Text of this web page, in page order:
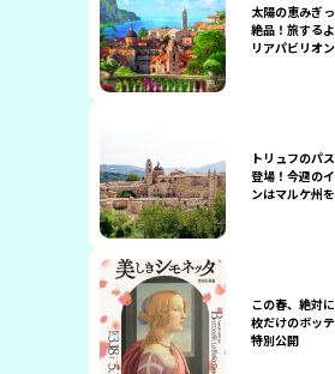
太陽の恵みぎ
絶品！旅する
リアパビリオ
トリュフのパ
登場！今週の
ンはマルケ州
この春、絶対
枚だけのボッ
特別公開